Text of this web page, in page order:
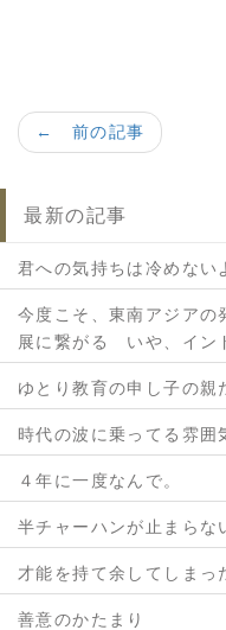
← 前の記事
最新の記事
君への気持ちは冷めない
今度こそ、東南アジアの
展に繋がる いや、イン
ゆとり教育の申し子の親
時代の波に乗ってる雰囲
４年に一度なんで。
半チャーハンが止まらな
才能を持て余してしまっ
善意のかたまり